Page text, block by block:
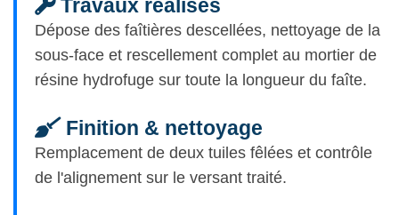
Travaux réalisés
Dépose des faîtières descellées, nettoyage de la
sous-face et rescellement complet au mortier de
résine hydrofuge sur toute la longueur du faîte.
Finition & nettoyage
Remplacement de deux tuiles fêlées et contrôle
de l'alignement sur le versant traité.